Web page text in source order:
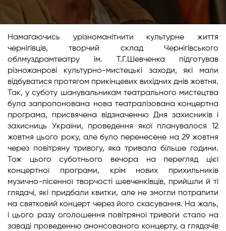
Намагаючись урізноманітнити культурне життя
чернігівців, творчий склад Чернігівського
облмуздрамтеатру ім. Т.Г.Шевченка підготував
різножанрові культурно-мистецькі заходи, які мали
відбуватися протягом прикінцевих вихідних днів жовтня.
Так, у суботу шанувальникам театрального мистецтва
була запропонована нова театралізована концертна
програма, присвячена відзначенню Дня захисників і
захисниць України, проведення якої планувалося 12
жовтня цього року, але було перенесене на 29 жовтня
через повітряну тривогу, яка тривала більше години.
Тож цього суботнього вечора на перегляд цієї
концертної програми, крім нових прихильників
музично-пісенної творчості шевченківців, прийшли й ті
глядачі, які придбали квитки, але не змогли потрапити
на святковий концерт через його скасування. На жаль,
і цього разу оголошення повітряної тривоги стало на
заваді проведенню анонсованого концерту, а глядачів